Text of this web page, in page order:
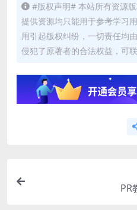
#版权声明# 本站所有资源
提供资源均只能用于参考学习
用引起版权纠纷，一切责任均
侵犯了原著者的合法权益，可
PR